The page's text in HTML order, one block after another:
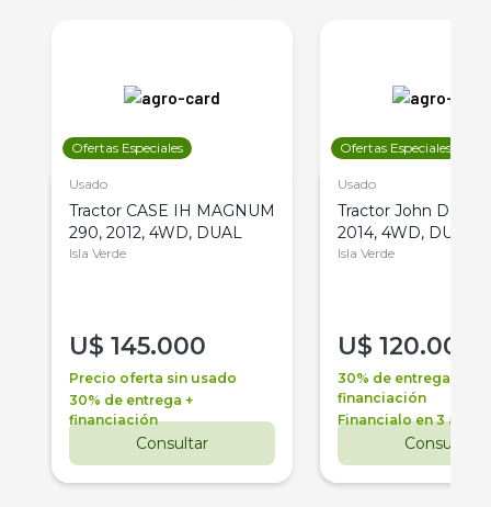
Ofertas Especiales
Usado
Tractor CASE IH MAGNUM
290, 2012, 4WD, DUAL
Isla Verde
U$ 145.000
Precio oferta sin usado
30% de entrega +
financiación
Consultar
Ofertas Especiales
Usado
Tractor John Deere
2014, 4WD, DUAL
Isla Verde
U$ 120.000
30% de entrega +
financiación
Financialo en 3 años
Consultar